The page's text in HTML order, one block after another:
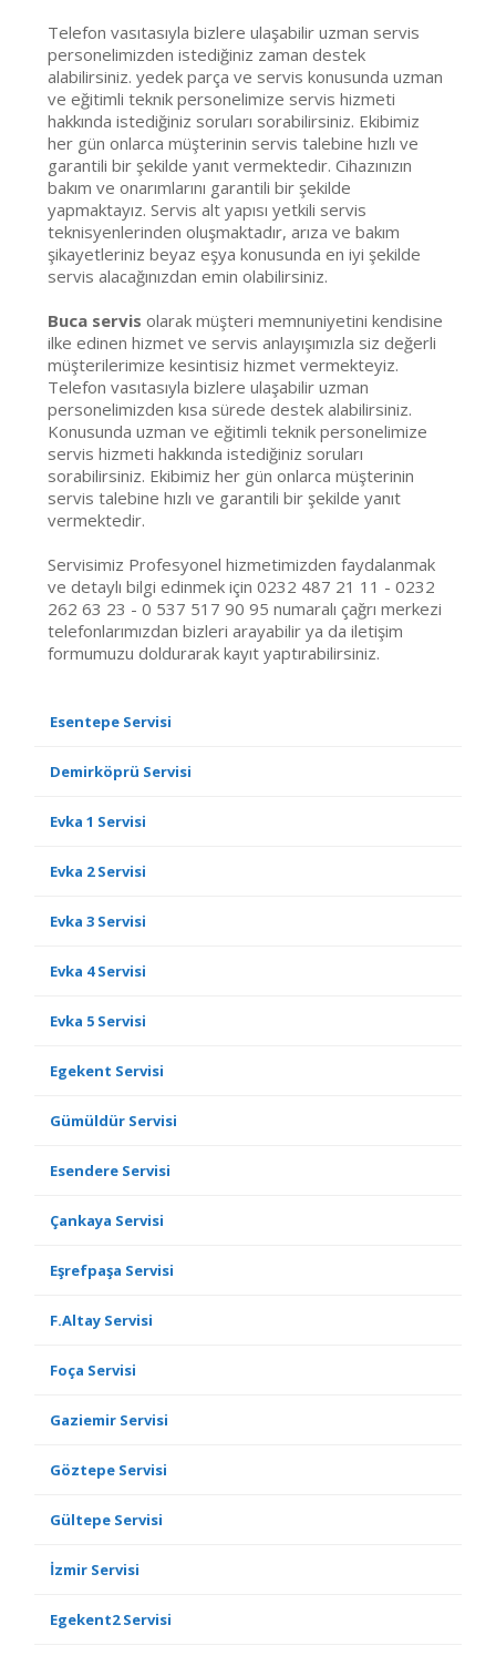
Telefon vasıtasıyla bizlere ulaşabilir uzman servis
personelimizden istediğiniz zaman destek
alabilirsiniz. yedek parça ve servis konusunda uzman
ve eğitimli teknik personelimize servis hizmeti
hakkında istediğiniz soruları sorabilirsiniz. Ekibimiz
her gün onlarca müşterinin servis talebine hızlı ve
garantili bir şekilde yanıt vermektedir. Cihazınızın
bakım ve onarımlarını garantili bir şekilde
yapmaktayız. Servis alt yapısı yetkili servis
teknisyenlerinden oluşmaktadır, arıza ve bakım
şikayetleriniz beyaz eşya konusunda en iyi şekilde
servis alacağınızdan emin olabilirsiniz.
Buca servis olarak müşteri memnuniyetini kendisine
ilke edinen hizmet ve servis anlayışımızla siz değerli
müşterilerimize kesintisiz hizmet vermekteyiz.
Telefon vasıtasıyla bizlere ulaşabilir uzman
personelimizden kısa sürede destek alabilirsiniz.
Konusunda uzman ve eğitimli teknik personelimize
servis hizmeti hakkında istediğiniz soruları
sorabilirsiniz. Ekibimiz her gün onlarca müşterinin
servis talebine hızlı ve garantili bir şekilde yanıt
vermektedir.
Servisimiz Profesyonel hizmetimizden faydalanmak
ve detaylı bilgi edinmek için 0232 487 21 11 - 0232
262 63 23 - 0 537 517 90 95 numaralı çağrı merkezi
telefonlarımızdan bizleri arayabilir ya da iletişim
formumuzu doldurarak kayıt yaptırabilirsiniz.
Esentepe Servisi
Demirköprü Servisi
Evka 1 Servisi
Evka 2 Servisi
Evka 3 Servisi
Evka 4 Servisi
Evka 5 Servisi
Egekent Servisi
Gümüldür Servisi
Esendere Servisi
Çankaya Servisi
Eşrefpaşa Servisi
F.Altay Servisi
Foça Servisi
Gaziemir Servisi
Göztepe Servisi
Gültepe Servisi
İzmir Servisi
Egekent2 Servisi